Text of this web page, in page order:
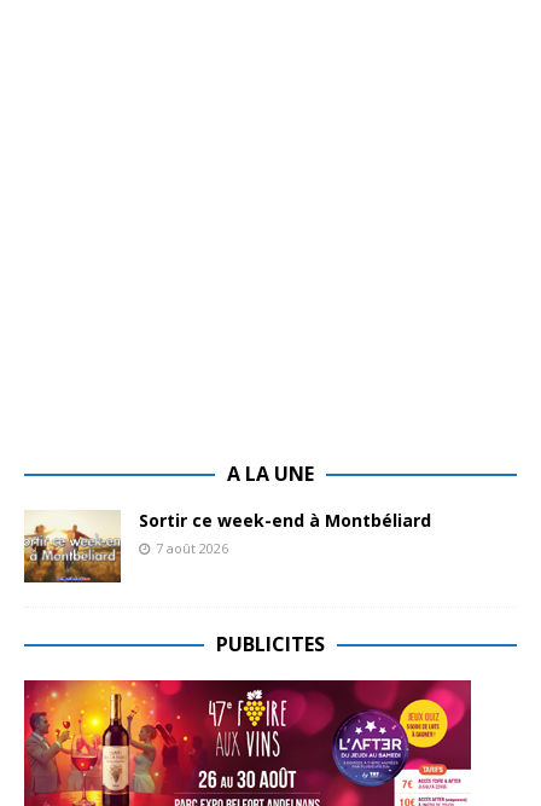
A LA UNE
Sortir ce week-end à Montbéliard
7 août 2026
PUBLICITES